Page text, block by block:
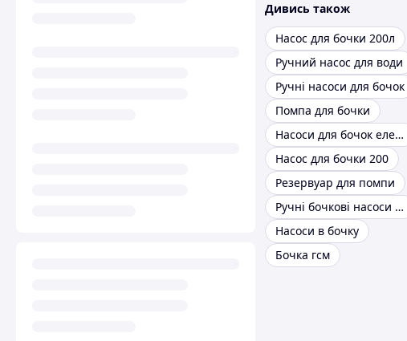
Дивись також
Насос для бочки 200л
Ручний насос для води
Ручні насоси для бочок
Помпа для бочки
Насоси для бочок електричні
Насос для бочки 200
Резервуар для помпи
Ручні бочкові насоси для бензину
Насоси в бочку
Бочка гсм